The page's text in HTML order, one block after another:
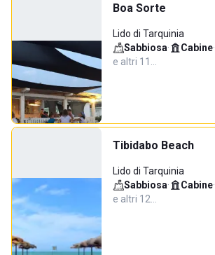
Boa Sorte
Lido di Tarquinia
Sabbiosa· Cabine·
e altri 11…
Tibidabo Beach
Lido di Tarquinia
Sabbiosa· Cabine·
e altri 12…